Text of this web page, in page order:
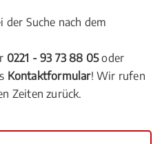
Suche nach dem
0221 - 93 73 88 05oder
Kontaktformular! Wir rufen
Zeiten zurück.